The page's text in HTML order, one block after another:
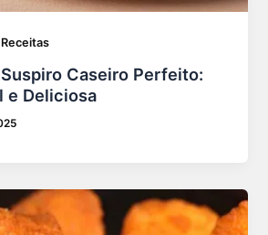
Receitas
Caseiro Perfeito:
e Deliciosa